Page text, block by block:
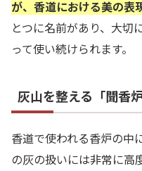
が、香道における美の表
とつに名前があり、大切
って使い続けられます。
灰山を整える「聞香
香道で使われる香炉の中
の灰の扱いには非常に高